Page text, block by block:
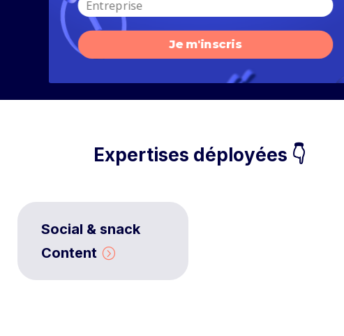
Expertises déployées 👇
Social & snack
Content
Je m'inscris